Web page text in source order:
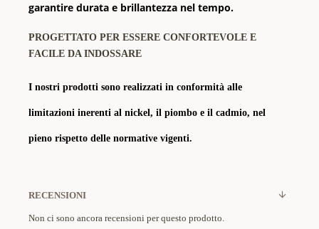
garantire durata e brillantezza nel tempo.
PROGETTATO PER ESSERE CONFORTEVOLE E
FACILE DA INDOSSARE
I nostri prodotti sono realizzati in conformità alle
limitazioni inerenti al nickel, il piombo e il cadmio, nel
pieno rispetto delle normative vigenti.
RECENSIONI
Non ci sono ancora recensioni per questo prodotto.